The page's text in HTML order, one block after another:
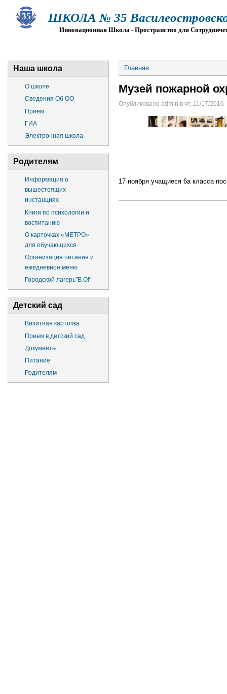
ШКОЛА № 35
Инновационная Школа - Пространство для
Наша школа
О школе
Сведения Об ОО
Прием
ГИА
Электронная школа
Родителям
Информация о
вышестоящих
инстанциях
Книги по психологии и
воспитанию
О карточках «МЕТРО»
для обучающихся
Организация питания и
ежедневное меню
Городской лагерь"В.О!"
Детский сад
Визитная карточка
Прием в детский сад
Документы
Питание
Родителям
Главная
Музей пожарной
Опубликовано admin в чт, 11/17/2016
17 ноября учащиеся 6а класса